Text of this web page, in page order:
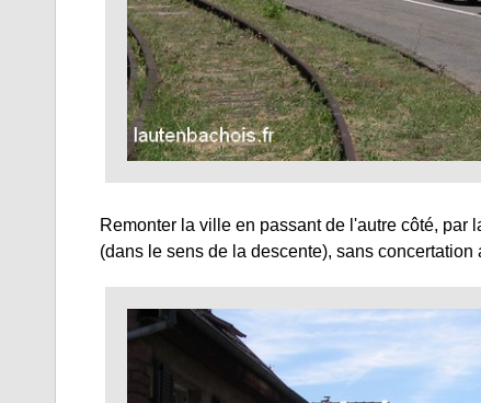
Remonter la ville en passant de l'autre côté,
(dans le sens de la descente), sans